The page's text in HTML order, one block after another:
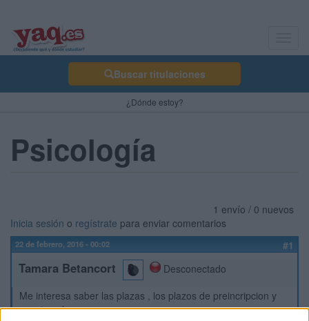
Buscar titulaciones
¿Dónde estoy?
Psicología
1 envío / 0 nuevos
Inicia sesión o regístrate para enviar comentarios
22 de febrero, 2016 - 00:02 #1
Tamara Betancort
Desconectado
Me interesa saber las plazas , los plazos de preincripcion y
cuanto vale .